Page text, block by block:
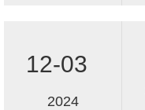
12-03
2024